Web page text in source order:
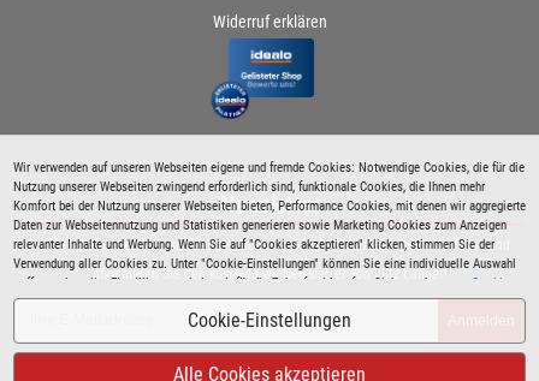
Wir verwenden auf unseren Webseiten eigene und fremde Cookies: Notwendige Cookies, die für die
Nutzung unserer Webseiten zwingend erforderlich sind, funktionale Cookies, die Ihnen mehr
Komfort bei der Nutzung unserer Webseiten bieten, Performance Cookies, mit denen wir aggregierte
Daten zur Webseitennutzung und Statistiken generieren sowie Marketing Cookies zum Anzeigen
relevanter Inhalte und Werbung. Wenn Sie auf "Cookies akzeptieren" klicken, stimmen Sie der
Verwendung aller Cookies zu. Unter "Cookie-Einstellungen" können Sie eine individuelle Auswahl
treffen und erteilte Einwilligungen jederzeit für die Zukunft widerrufen. Siehe auch unsere Cookie
Richtlinie.
Cookie-Einstellungen
Alle Cookies akzeptieren
Widerruf erklären
Newsletter
Bleiben Sie immer über spezielle Aktionen sowie Produktneuheiten informiert und
abonnieren Sie den kostenlosen Newsletter von Lutz Langer!